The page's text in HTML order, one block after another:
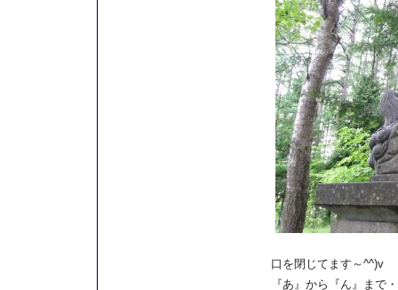
口を閉じてます～^^)v
『あ』から『ん』まで